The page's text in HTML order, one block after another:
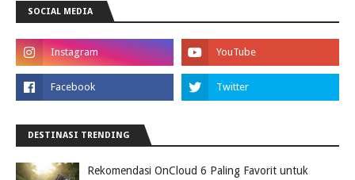
SOCIAL MEDIA
DESTINASI TRENDING
Rekomendasi OnCloud 6 Paling Favorit untuk